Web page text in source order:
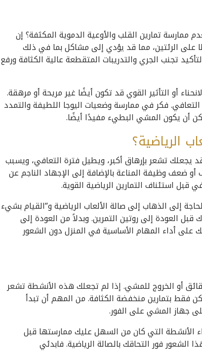
كيف نُصح الناس أثناء جائحة كوفيد-19 بعدم ممارسة تمارين القلب والأوعية الدموية المكثفة؟ إن
على الرئتين، مما قد يؤدي إلى مشاكل بما في ذلك
تجنب الجري والتدريبات المتقطعة عالية الكثافة ورفع
أو التأثير القوي قد تكون أيضًا غير مريحة أو مرهقة.
فكر في ممارسة وضعيات اليوجا اللطيفة والتمدد
أن يكون المشي البطيء مفيدًا أيضًا.
الرياضية؟
يجعلك تشعر بإرهاق أكبر، ويطيل فترة التعافي، ويسبب
ضعف وظيفة المناعة بالإضافة إلى الإجهاد الناجم عن
استئناف التمارين الرياضية القوية.
إلى الذهاب إلى صالة الألعاب الرياضية و”القيام بشيء
العودة إلى روتين التمرين. وبدلاً من العودة إلى
على أداء المهام الأساسية في المنزل دون الشعور
أو الخروج للمشي. إذا لم تجعلك هذه الأنشطة تشعر
فقط بتمارين منخفضة الكثافة. من المهم أن تبدأ
جهاز المشي على الفور.
الأنشطة التي كان من السهل عليك ممارستها قبل
الشعور فور التحاقك بالصالة الرياضية. فابدئي